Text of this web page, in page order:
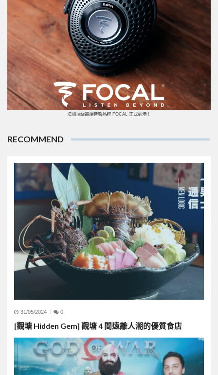
法國頂級高端音響品牌 FOCAL 正式到港！
RECOMMEND
31/05/2024 0
[觀塘 Hidden Gem] 觀塘 4 間遠離人潮的優質食店